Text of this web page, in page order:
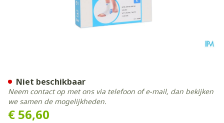
€ 56,60
Niet beschikbaar
Neem contact op met ons via telefoon of e-mail, dan bekijken
we samen de mogelijkheden.